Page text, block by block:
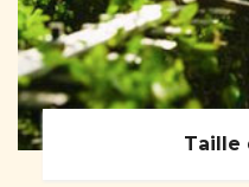
Taille